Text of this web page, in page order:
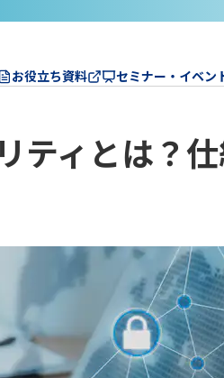
お役立ち資料 セミナー・イベン
ティとは？